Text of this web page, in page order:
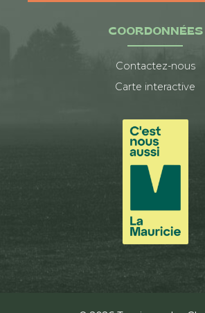
COORDONNÉES
Contactez-nous
Carte interactive